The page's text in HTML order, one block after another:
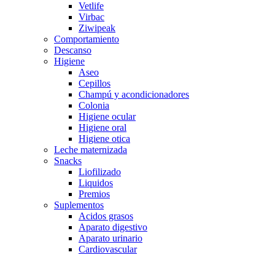
Vetlife
Virbac
Ziwipeak
Comportamiento
Descanso
Higiene
Aseo
Cepillos
Champú y acondicionadores
Colonia
Higiene ocular
Higiene oral
Higiene otica
Leche maternizada
Snacks
Liofilizado
Liquidos
Premios
Suplementos
Acidos grasos
Aparato digestivo
Aparato urinario
Cardiovascular